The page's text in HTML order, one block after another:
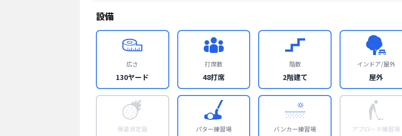
設備
広さ
130ヤード
打席数
48打席
階数
2階建て
インドア/屋外
屋外
弾道測定器 パター練習場 バンカー練習場 アプローチ練習場